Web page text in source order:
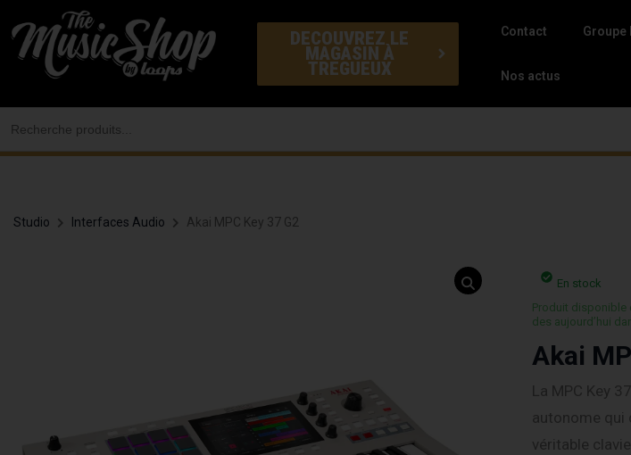
au
contenu
DECOUVREZ LE
MAGASIN À
TREGUEUX
Contact Groupe
Nos actus
Studio Interfaces Audio Akai MPC Key 37 G2
En stock
Produit disponible
des aujourd’hui
Akai
La MPC Key
autonome qui
véritable